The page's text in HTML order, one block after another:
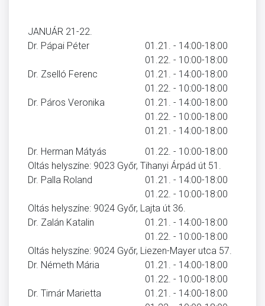
JANUÁR 21-22.
Dr. Pápai Péter
01.21. - 14:00-18:00
01.22. - 10:00-18:00
Dr. Zselló Ferenc
01.21. - 14:00-18:00
01.22. - 10:00-18:00
Dr. Páros Veronika
01.21. - 14:00-18:00
01.22. - 10:00-18:00
Dr. Herman Mátyás
01.21. - 14:00-18:00
01.22. - 10:00-18:00
Oltás helyszíne: 9023 Győr, Tihanyi Árpád út 51.
Dr. Palla Roland
01.21. - 14:00-18:00
01.22. - 10:00-18:00
Oltás helyszíne: 9024 Győr, Lajta út 36.
Dr. Zalán Katalin
01.21. - 14:00-18:00
01.22. - 10:00-18:00
Oltás helyszíne: 9024 Győr, Liezen-Mayer utca 57.
Dr. Németh Mária
01.21. - 14:00-18:00
01.22. - 10:00-18:00
Dr. Timár Marietta
01.21. - 14:00-18:00